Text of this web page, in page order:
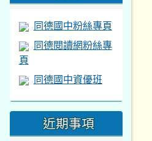
同德國中粉絲專頁
同德閱讀網粉絲專
頁
同德國中資優班
近期事項